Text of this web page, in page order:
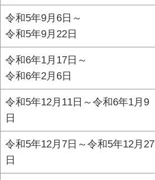
令和5年9月6日～
令和5年9月22日
令和6年1月17日～
令和6年2月6日
令和5年12月11日～令和6年1月9
日
令和5年12月7日～令和5年12月27
日